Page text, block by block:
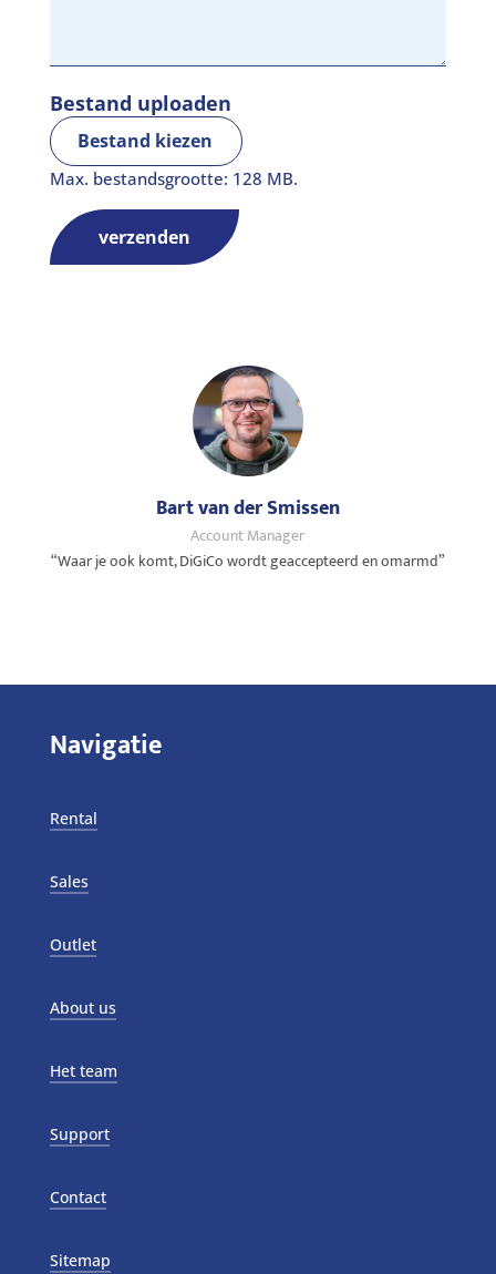
Bestand kiezen
Max. bestandsgrootte: 128 MB.
Bestand uploaden
verzenden
Bart van der Smissen
Account Manager
“Waar je ook komt, DiGiCo wordt geaccepteerd en omarmd”
Navigatie
Rental
Sales
Outlet
About us
Het team
Support
Contact
Sitemap